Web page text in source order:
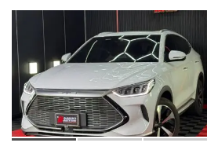
12